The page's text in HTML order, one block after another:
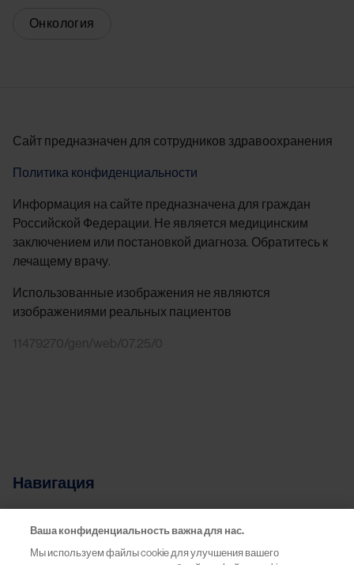
Онкология
Сайт предназначен для сотрудников здравоохранения
Политика конфиденциальности
Информация на сайте предназначена для граждан
Российской Федерации. Не является медицинским
заключением или постановкой диагноза. Обратитесь к
лечащему врачу.
Использованные изображения не являются
изображениями реальных пациентов
11479270/gen/web/07.25/0
Навигация
Терапевтические области
Ваша конфиденциальность важна для нас.
Мы используем файлы cookie для улучшения вашего